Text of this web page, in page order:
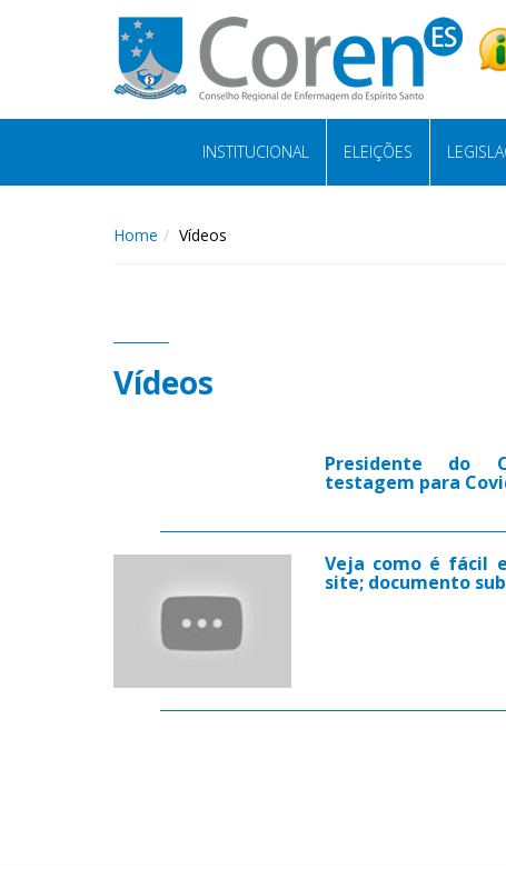
INSTITUCIONAL ELEIÇÕES
Home Vídeos
Vídeos
Presidente do
testagem para
Veja como é fácil
site; documento